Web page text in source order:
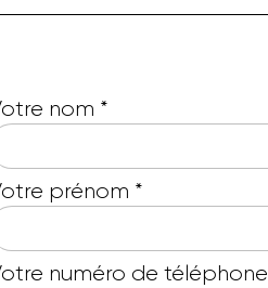
nom *
prénom *
numéro de téléphone